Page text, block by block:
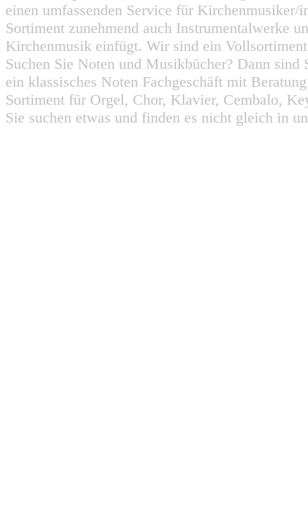
einen umfassenden Service für
Sortiment zunehmend auch Instrumentalwerke
Kirchenmusik einfügt. Wir sind ein
Suchen Sie Noten und Musikbücher? Dann
ein klassisches Noten Fachgeschäft mit
Sortiment für Orgel, Chor, Klavier, Cembalo,
Sie suchen etwas und finden es nicht gleich in